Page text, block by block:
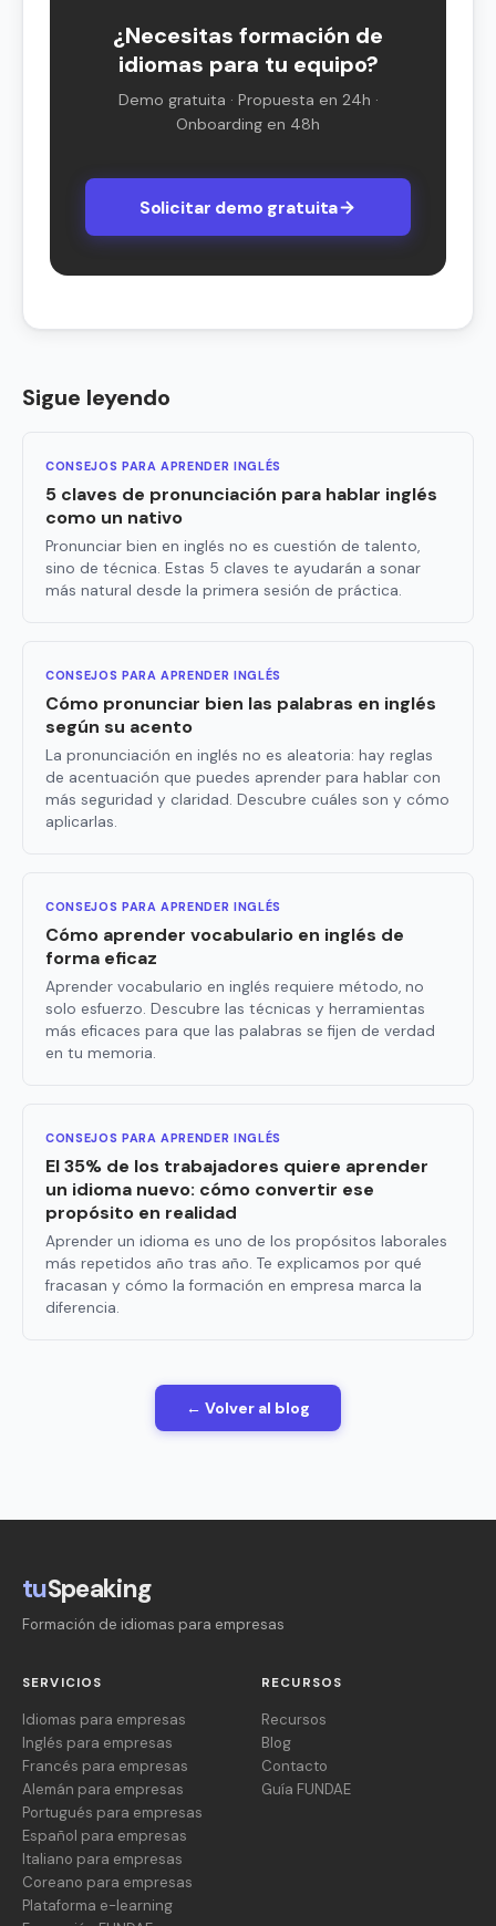
¿Necesitas formación de
idiomas para tu equipo?
Demo gratuita · Propuesta en 24h ·
Onboarding en 48h
Solicitar demo gratuita
Sigue leyendo
CONSEJOS PARA APRENDER INGLÉS
5 claves de pronunciación para hablar inglés
como un nativo
Pronunciar bien en inglés no es cuestión de talento,
sino de técnica. Estas 5 claves te ayudarán a sonar
más natural desde la primera sesión de práctica.
CONSEJOS PARA APRENDER INGLÉS
Cómo pronunciar bien las palabras en inglés
según su acento
La pronunciación en inglés no es aleatoria: hay reglas
de acentuación que puedes aprender para hablar con
más seguridad y claridad. Descubre cuáles son y cómo
aplicarlas.
CONSEJOS PARA APRENDER INGLÉS
Cómo aprender vocabulario en inglés de
forma eficaz
Aprender vocabulario en inglés requiere método, no
solo esfuerzo. Descubre las técnicas y herramientas
más eficaces para que las palabras se fijen de verdad
en tu memoria.
CONSEJOS PARA APRENDER INGLÉS
El 35% de los trabajadores quiere aprender
un idioma nuevo: cómo convertir ese
propósito en realidad
Aprender un idioma es uno de los propósitos laborales
más repetidos año tras año. Te explicamos por qué
fracasan y cómo la formación en empresa marca la
diferencia.
← Volver al blog
tuSpeaking
Formación de idiomas para empresas
SERVICIOS
Idiomas para empresas
Inglés para empresas
Francés para empresas
Alemán para empresas
Portugués para empresas
Español para empresas
Italiano para empresas
Coreano para empresas
Plataforma e-learning
RECURSOS
Recursos
Blog
Contacto
Guía FUNDAE